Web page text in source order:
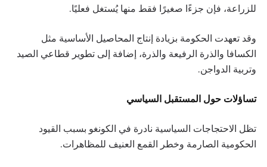
للزراعة، فإن جزءًا صغيرًا فقط منها يُستغل فعليًا.
وقد تعهدت الحكومة بزيادة إنتاج المحاصيل الأساسية مثل
الكسافا والذرة الرفيعة والذرة، إضافة إلى تطوير قطاعي الصيد
وتربية الدواجن.
تساؤلات حول المستقبل السياسي
تظل الاحتجاجات السياسية نادرة في الكونغو بسبب القيود
الحكومية الصارمة وخطر القمع العنيف للمظاهرات.